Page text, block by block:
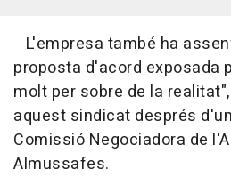
L'empresa també ha
proposta d'acord exposada
molt per sobre de la
aquest sindicat després
Comissió Negociadora de
Almussafes.